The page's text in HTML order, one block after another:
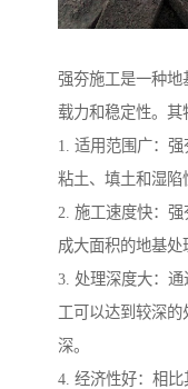
强夯施工是一种地
载力和稳定性。其
1. 适用范围广：强
粘土、填土和湿陷
2. 施工速度快：
成大面积的地基处
3. 处理深度大：
工可以达到较深的
深。
4. 经济性好：相